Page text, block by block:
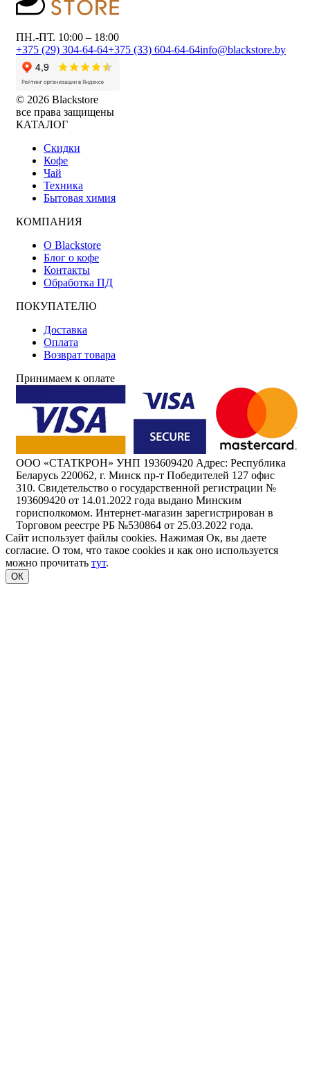
ПН.-ПТ. 10:00 – 18:00
+375 (29) 304-64-64+375 (33) 604-64-64info@blackstore.by
© 2026 Blackstore
все права защищены
КАТАЛОГ
Скидки
Кофе
Чай
Техника
Бытовая химия
КОМПАНИЯ
О Blackstore
Блог о кофе
Контакты
Обработка ПД
ПОКУПАТЕЛЮ
Доставка
Оплата
Возврат товара
Принимаем к оплате
ООО «СТАТКРОН» УНП 193609420 Адрес: Республика
Беларусь 220062, г. Минск пр-т Победителей 127 офис
310. Свидетельство о государственной регистрации №
193609420 от 14.01.2022 года выдано Минским
горисполкомом. Интернет-магазин зарегистрирован в
Торговом реестре РБ №530864 от 25.03.2022 года.
Сайт использует файлы cookies. Нажимая Ок, вы даете
согласие. О том, что такое cookies и как оно используется
можно прочитать тут.
ОК